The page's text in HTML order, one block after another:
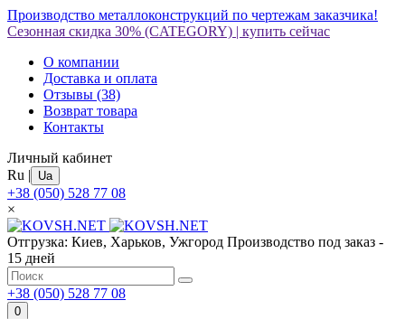
Производство металлоконструкций по чертежам заказчика!
Сезонная скидка 30% (CATEGORY) | купить сейчас
О компании
Доставка и оплата
Отзывы (38)
Возврат товара
Контакты
Личный кабинет
Ru | Ua
+38 (050) 528 77 08
×
Отгрузка: Киев, Харьков, Ужгород Производство под заказ -
15 дней
+38 (050) 528 77 08
0